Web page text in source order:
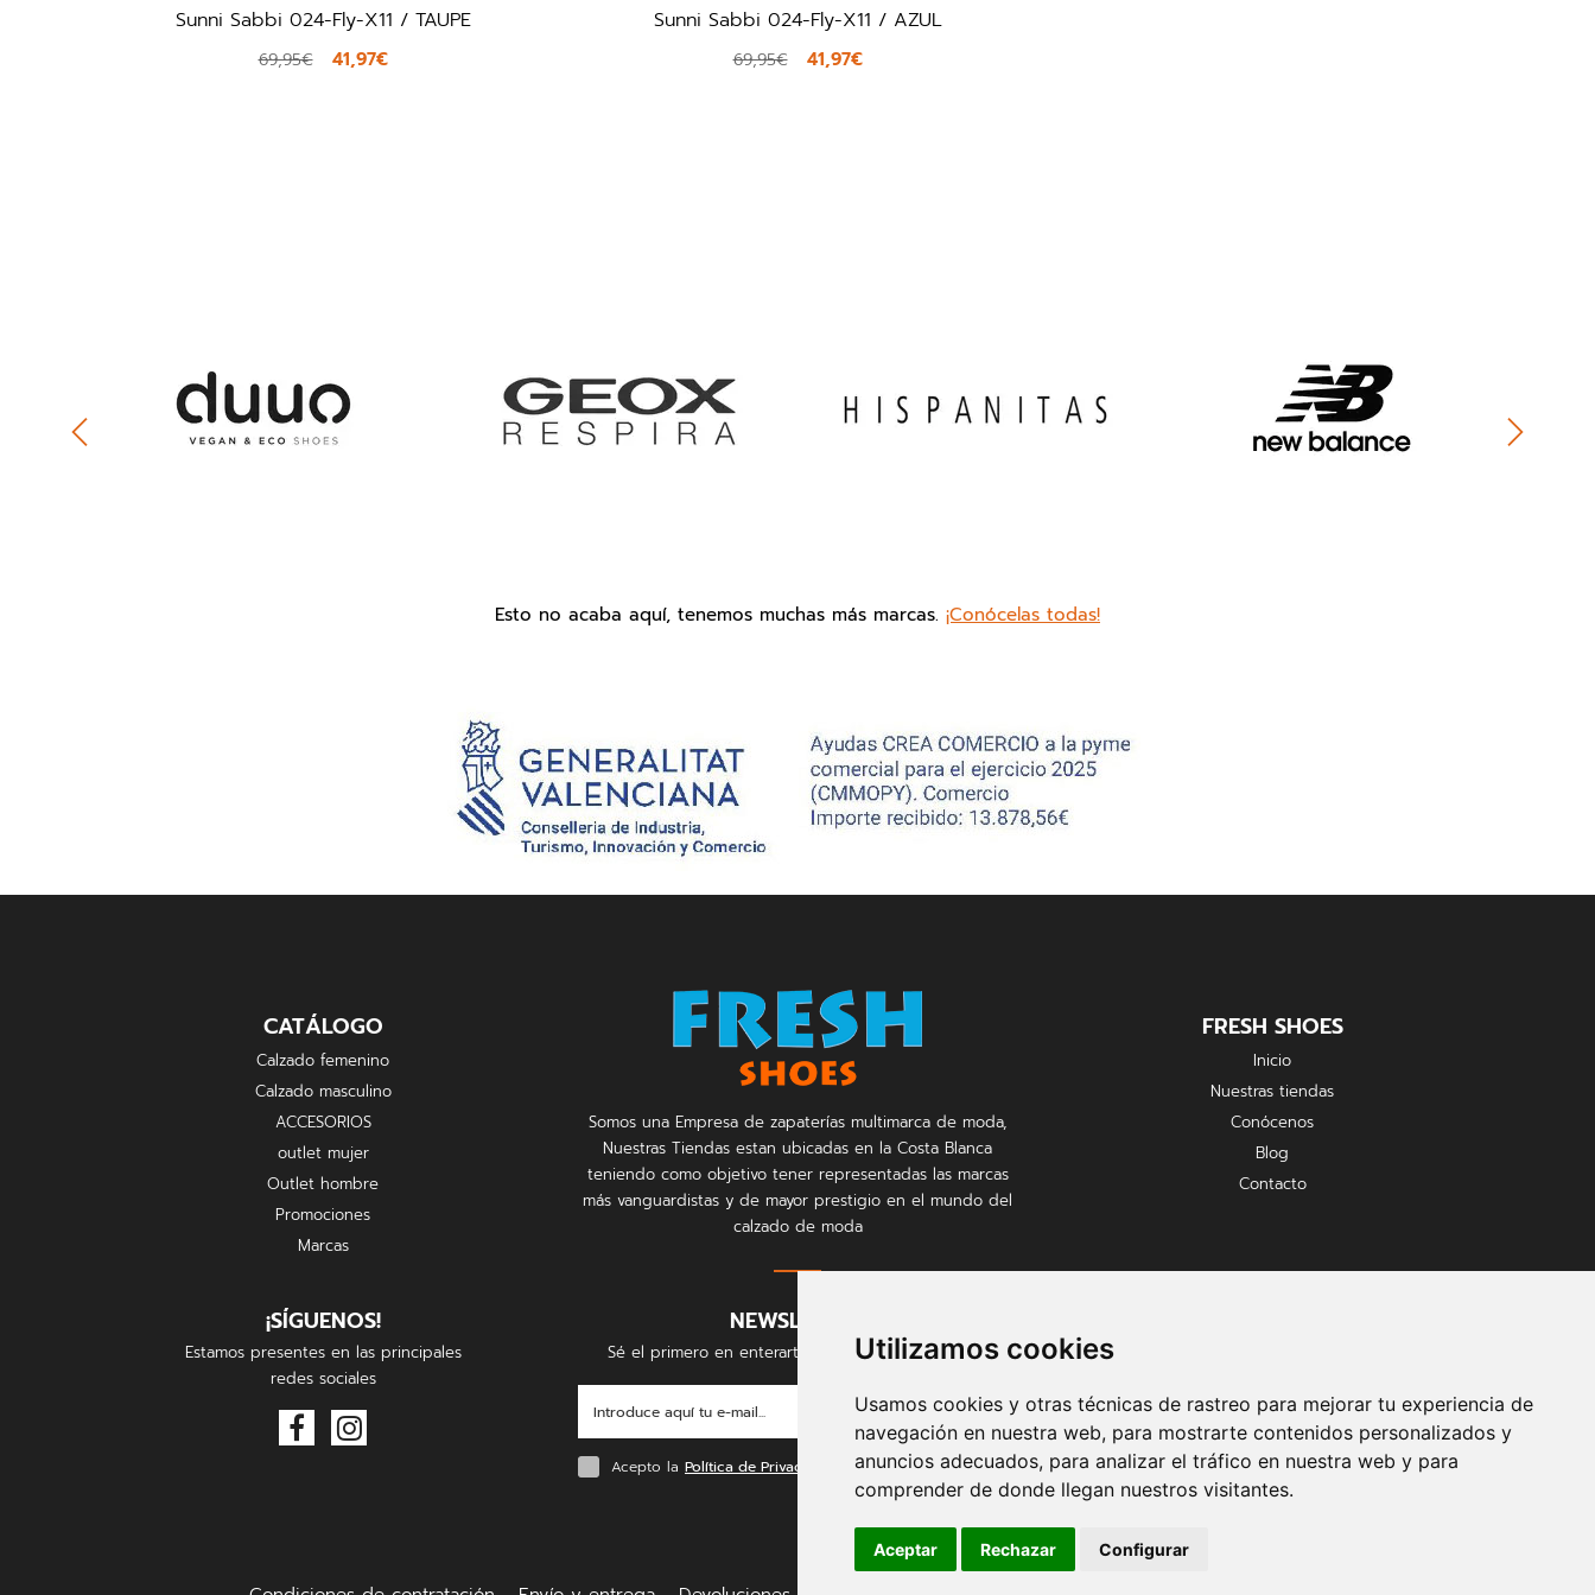
Utilizamos cookies
Usamos cookies y otras técnicas de rastreo para mejorar tu experiencia de
navegación en nuestra web, para mostrarte contenidos personalizados y
anuncios adecuados, para analizar el tráfico en nuestra web y para
comprender de donde llegan nuestros visitantes.
Aceptar Rechazar Configurar
Sunni Sabbi 024-Fly-X11 / TAUPE
69,95€ 41,97€
Sunni Sabbi 024-Fly-X11 / AZUL
69,95€ 41,97€
Esto no acaba aquí, tenemos muchas más marcas. ¡Conócelas todas!
CATÁLOGO
Calzado femenino
Calzado masculino
ACCESORIOS
outlet mujer
Outlet hombre
Promociones
Marcas
Somos una Empresa de zapaterías multimarca de moda,
Nuestras Tiendas estan ubicadas en la Costa Blanca
teniendo como objetivo tener representadas las marcas
más vanguardistas y de mayor prestigio en el mundo del
calzado de moda
FRESH SHOES
Inicio
Nuestras tiendas
Conócenos
Blog
Contacto
¡SÍGUENOS!
Estamos presentes en las principales
redes sociales
NEWSLETTER
Sé el primero en enterarte de nuestras novedades
ENVIAR
Acepto la Política de Privacidad